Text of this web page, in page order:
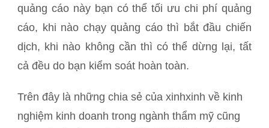
quảng cáo này bạn có thể tối ưu chi phí quảng
cáo, khi nào chạy quảng cáo thì bắt đầu chiến
dịch, khi nào không cần thì có thể dừng lại, tất
cả đều do bạn kiểm soát hoàn toàn.
Trên đây là những chia sẻ của xinhxinh về kinh
nghiệm kinh doanh trong ngành thẩm mỹ cũng